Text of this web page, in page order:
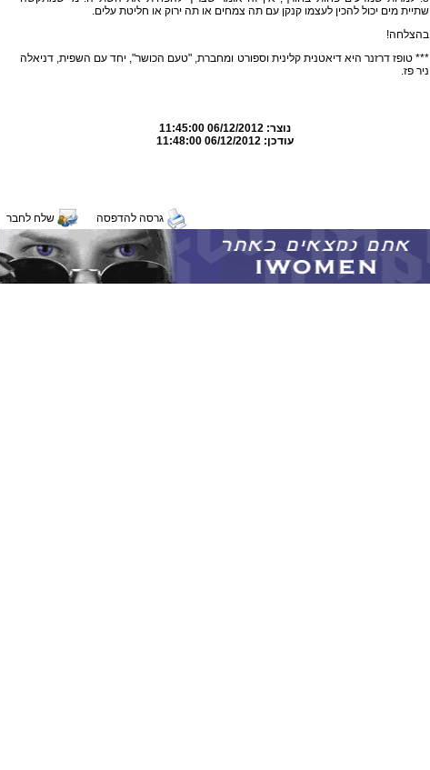
שתיית מים יכול להכין לעצמו קנקן עם תה צמחים או תה ירוק או חליטת עלים.
בהצלחה!
*** טופז דרזנר היא דיאטנית קלינית וספורט ומחברת, "טעם הכושר", יחד עם השפית, דניאלה
ניר פז.
נוצר:06/12/2012 11:45:00
עודכן:06/12/2012 11:48:00
גרסה להדפסה שלח לחבר